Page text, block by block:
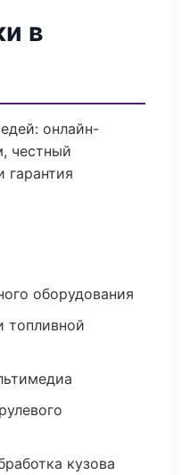
в
онлайн-
честный
гарантия
оборудования
топливной
кузова